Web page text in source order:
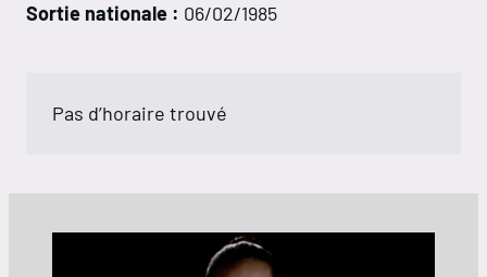
Sortie nationale : 06/02/1985
Pas d’horaire trouvé